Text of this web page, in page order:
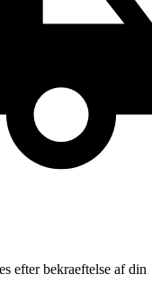
efter bekraeftelse af din